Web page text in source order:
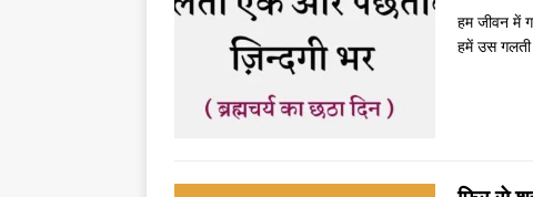
हम जीवन में
हमें उस गलती